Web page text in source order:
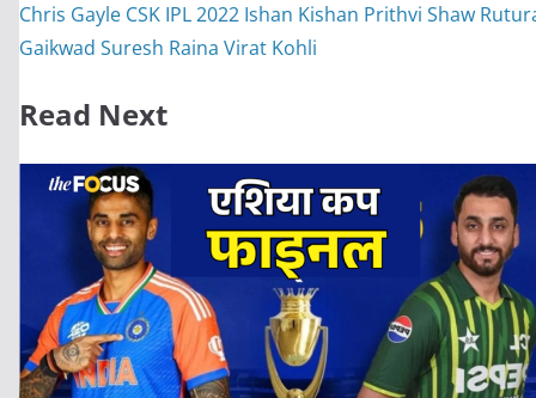
Chris Gayle CSK IPL 2022 Ishan Kishan Prithvi Shaw
Gaikwad Suresh Raina Virat Kohli
Read Next